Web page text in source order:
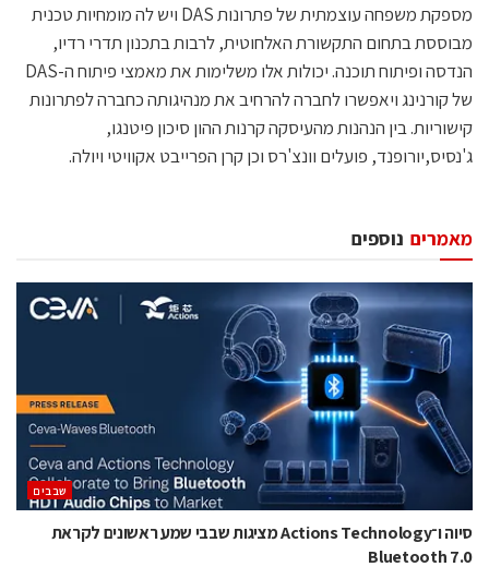
מספקת משפחה עוצמתית של פתרונות DAS ויש לה מומחיות טכנית
מבוססת בתחום התקשורת האלחוטית, לרבות בתכנון תדרי רדיו,
הנדסה ופיתוח תוכנה. יכולות אלו משלימות את מאמצי פיתוח ה-DAS
של קורנינג ויאפשרו לחברה להרחיב את מנהיגותה כחברה לפתרונות
קישוריות. בין הנהנות מהעיסקה קרנות ההון סיכון פיטנגו,
ג'נסיס,יורופנד, פועלים וונצ'רס וכן קרן הפרייבט אקוויטי ויולה.
נוספים מאמרים
‫שבבים‬
סיוה ו־Actions Technology מציגות שבבי שמע ראשונים לקראת
Bluetooth 7.0